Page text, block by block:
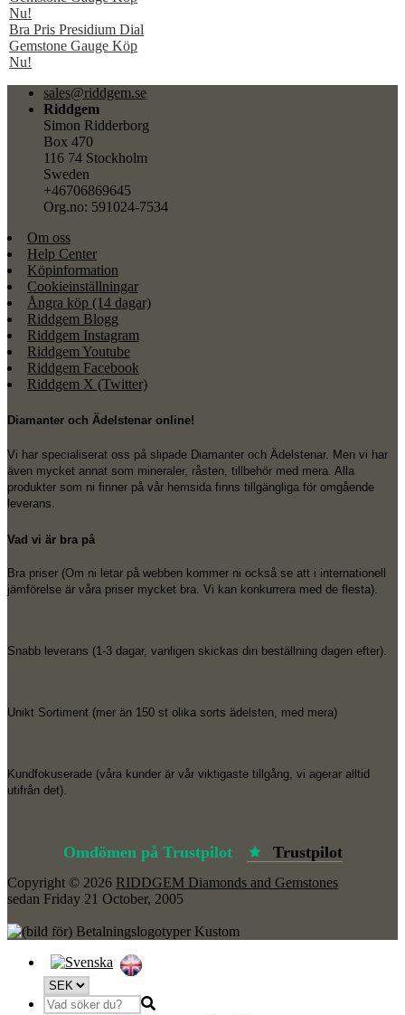
Bra Pris Presidium Dial
Gemstone Gauge Köp
Nu!
sales@riddgem.se
Riddgem
Simon Ridderborg
Box 470
116 74 Stockholm
Sweden
+46706869645
Org.no: 591024-7534
Om oss
Help Center
Köpinformation
Cookieinställningar
Ångra köp (14 dagar)
Riddgem Blogg
Riddgem Instagram
Riddgem Youtube
Riddgem Facebook
Riddgem X (Twitter)
Diamanter och Ädelstenar online!
Vi har specialiserat oss på slipade Diamanter och Ädelstenar. Men vi har
även mycket annat som mineraler, råsten, tillbehör med mera. Alla
produkter som ni finner på vår hemsida finns tillgängliga för omgående
leverans.
Vad vi är bra på
Bra priser (Om ni letar på webben kommer ni också se att i internationell
jämförelse är våra priser mycket bra. Vi kan konkurrera med de flesta).
Snabb leverans (1-3 dagar, vanligen skickas din beställning dagen efter).
Unikt Sortiment (mer än 150 st olika sorts ädelsten, med mera)
Kundfokuserade (våra kunder är vår viktigaste tillgång, vi agerar alltid
utifrån det).
Omdömen på Trustpilot Trustpilot
Copyright © 2026 RIDDGEM Diamonds and Gemstones
sedan Friday 21 October, 2005